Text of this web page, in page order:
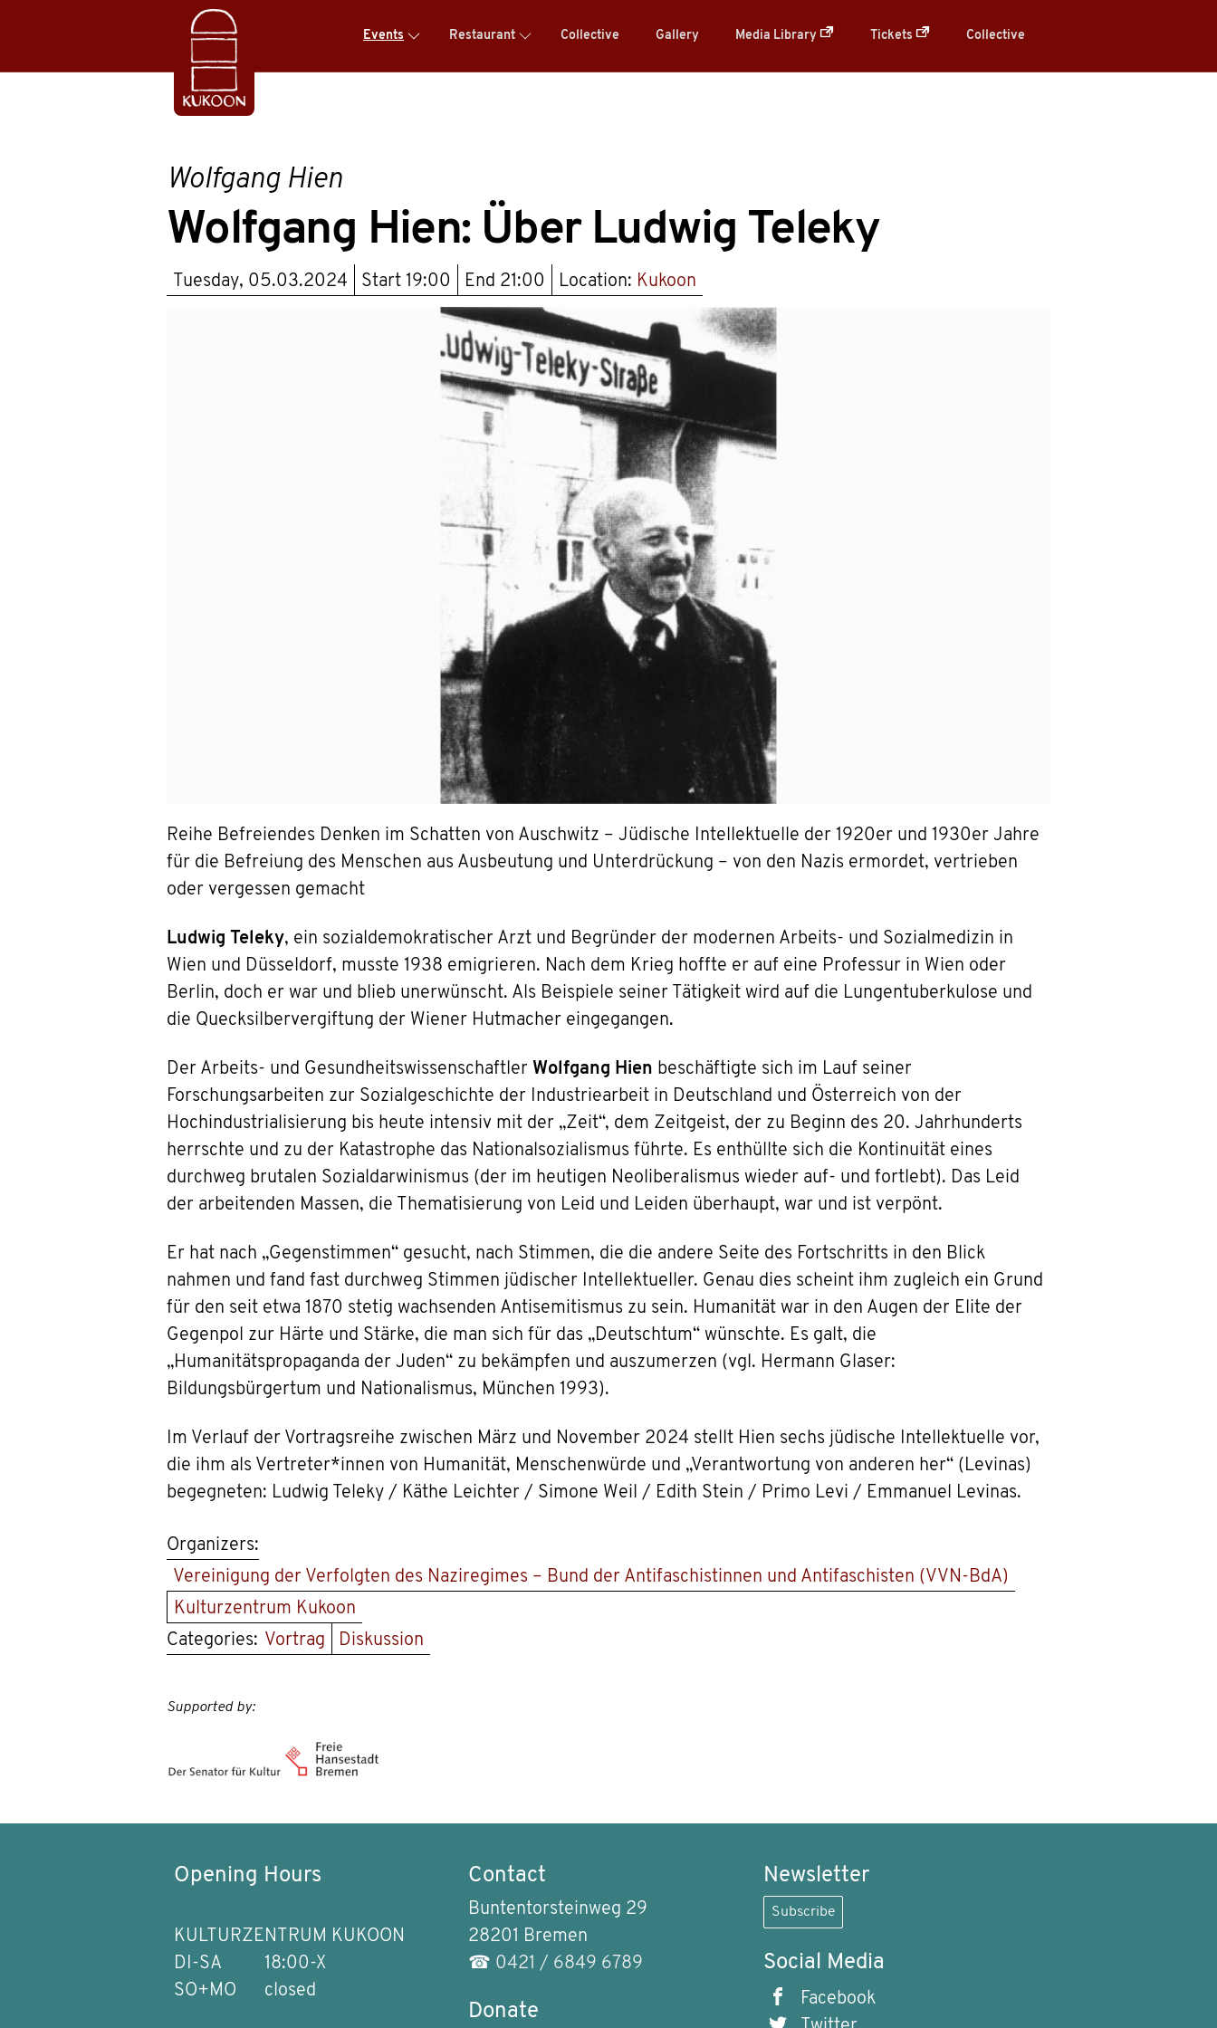
Events Restaurant Collective Gallery Media Library Tickets Collective
Wolfgang Hien
Wolfgang Hien: Über Ludwig Teleky
Tuesday, 05.03.2024 Start 19:00 End 21:00 Location: Kukoon
Reihe Befreiendes Denken im Schatten von Auschwitz – Jüdische Intellektuelle der 1920er und 1930er Jahre
für die Befreiung des Menschen aus Ausbeutung und Unterdrückung – von den Nazis ermordet, vertrieben
oder vergessen gemacht
Ludwig Teleky, ein sozialdemokratischer Arzt und Begründer der modernen Arbeits- und Sozialmedizin in
Wien und Düsseldorf, musste 1938 emigrieren. Nach dem Krieg hoffte er auf eine Professur in Wien oder
Berlin, doch er war und blieb unerwünscht. Als Beispiele seiner Tätigkeit wird auf die Lungentuberkulose und
die Quecksilbervergiftung der Wiener Hutmacher eingegangen.
Der Arbeits- und Gesundheitswissenschaftler Wolfgang Hien beschäftigte sich im Lauf seiner
Forschungsarbeiten zur Sozialgeschichte der Industriearbeit in Deutschland und Österreich von der
Hochindustrialisierung bis heute intensiv mit der „Zeit“, dem Zeitgeist, der zu Beginn des 20. Jahrhunderts
herrschte und zu der Katastrophe das Nationalsozialismus führte. Es enthüllte sich die Kontinuität eines
durchweg brutalen Sozialdarwinismus (der im heutigen Neoliberalismus wieder auf- und fortlebt). Das Leid
der arbeitenden Massen, die Thematisierung von Leid und Leiden überhaupt, war und ist verpönt.
Er hat nach „Gegenstimmen“ gesucht, nach Stimmen, die die andere Seite des Fortschritts in den Blick
nahmen und fand fast durchweg Stimmen jüdischer Intellektueller. Genau dies scheint ihm zugleich ein Grund
für den seit etwa 1870 stetig wachsenden Antisemitismus zu sein. Humanität war in den Augen der Elite der
Gegenpol zur Härte und Stärke, die man sich für das „Deutschtum“ wünschte. Es galt, die
„Humanitätspropaganda der Juden“ zu bekämpfen und auszumerzen (vgl. Hermann Glaser:
Bildungsbürgertum und Nationalismus, München 1993).
Im Verlauf der Vortragsreihe zwischen März und November 2024 stellt Hien sechs jüdische Intellektuelle vor,
die ihm als Vertreter*innen von Humanität, Menschenwürde und „Verantwortung von anderen her“ (Levinas)
begegneten: Ludwig Teleky / Käthe Leichter / Simone Weil / Edith Stein / Primo Levi / Emmanuel Levinas.
Organizers:
Vereinigung der Verfolgten des Naziregimes – Bund der Antifaschistinnen und Antifaschisten (VVN-BdA)
Kulturzentrum Kukoon
Categories: Vortrag Diskussion
Supported by:
Opening Hours
KULTURZENTRUM KUKOON
DI-SA
18:00-X
SO+MO
closed
Contact
Buntentorsteinweg 29
28201 Bremen
☎ 0421 / 6849 6789
Donate
Newsletter
Subscribe
Social Media
Facebook